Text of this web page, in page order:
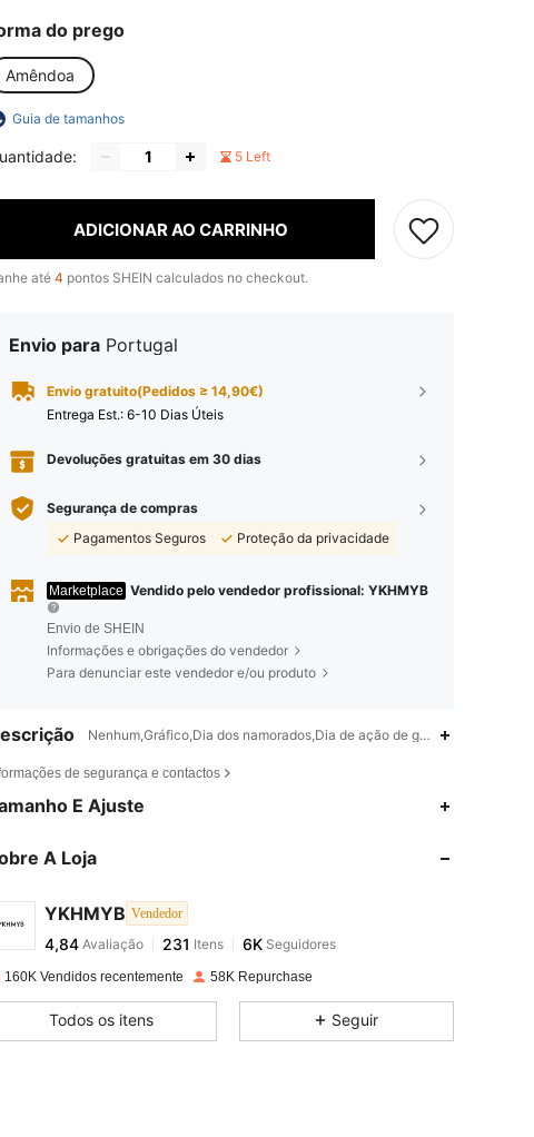
do prego
Amêndoa
Guia de tamanhos
5 Left
ADICIONAR AO CARRINHO
até4 pontos SHEIN calculados no checkout.
Envio para Portugal
Envio gratuito(Pedidos ≥ 14,90€)
Entrega Est.: 6-10 Dias Úteis
Devoluções gratuitas em 30 dias
Segurança de compras
Pagamentos Seguros
Proteção da privacidade
Marketplace Vendido pelo vendedor profissional: YKHMYB
Envio de SHEIN
Informações e obrigações do vendedor
Para denunciar este vendedor e/ou produto
Nenhum,Gráfico,Dia dos namorados,Dia de ação de
de segurança e contactos
E Ajuste
A Loja
YKHMYB Vendedor
4,84
4,84
Avaliação 231
a***mpago1 dia atrás
160K Vendidos recentemente 58K Repurchase
Todos os itens Seguir